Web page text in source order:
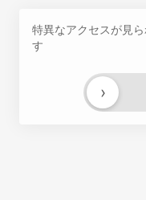
特異なアクセスが見
す
›